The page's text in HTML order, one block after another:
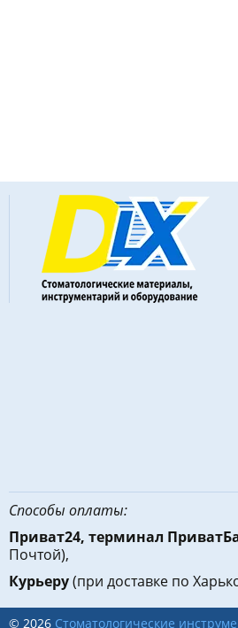
Способы оплаты:
Приват24, терминал
Почтой),
Курьеру(при доставке по
© 2026 Стоматологические